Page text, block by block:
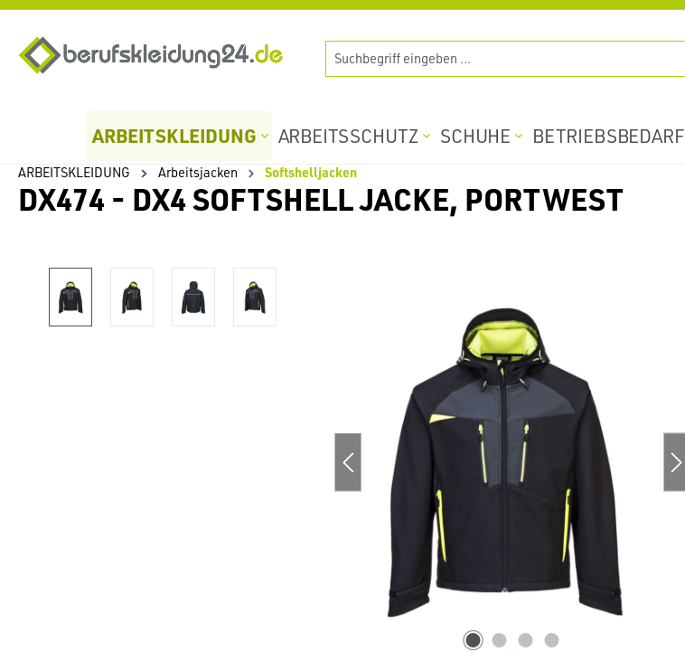
ARBEITSKLEIDUNG ARBEITSSCHUTZ SCHUHE BETRIEBSBEDARF
ARBEITSKLEIDUNG Arbeitsjacken Softshelljacken
DX474 - DX4 SOFTSHELL JACKE, PORTWEST